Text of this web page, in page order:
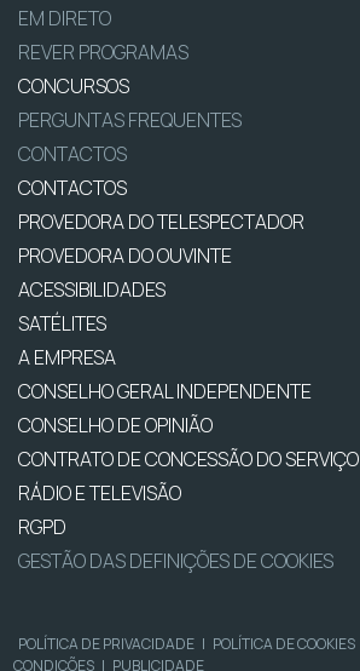
EM DIRETO
REVER PROGRAMAS
CONCURSOS
PERGUNTAS FREQUENTES
CONTACTOS
CONTACTOS
PROVEDORA DO TELESPECTADOR
PROVEDORA DO OUVINTE
ACESSIBILIDADES
SATÉLITES
A EMPRESA
CONSELHO GERAL INDEPENDENTE
CONSELHO DE OPINIÃO
CONTRATO DE CONCESSÃO DO
RÁDIO E TELEVISÃO
RGPD
GESTÃO DAS DEFINIÇÕES DE COOKIES
POLÍTICA DE PRIVACIDADE | POLÍTICA DE COOKIES
CONDIÇÕES | PUBLICIDADE